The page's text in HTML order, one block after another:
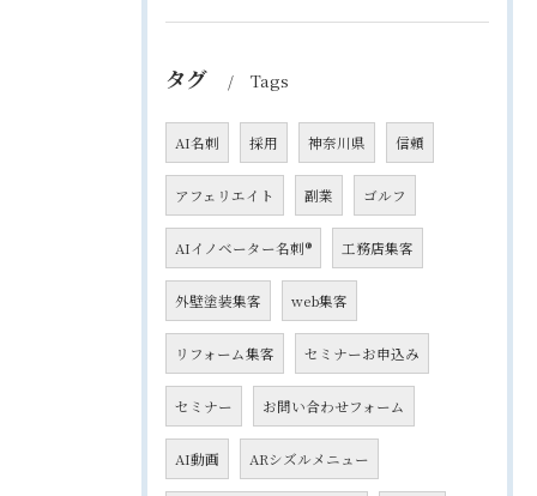
タグ Tags
AI名刺 採用 神奈川県 信頼
アフェリエイト 副業 ゴルフ
AIイノベーター名刺® 工務店集客
外壁塗装集客 web集客
リフォーム集客 セミナーお申込み
セミナー お問い合わせフォーム
AI動画 ARシズルメニュー